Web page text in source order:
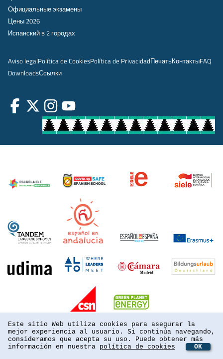
Официальные экзамены
Цены 2026
Испанский в 2 городах
Aviso legalPolítica de CookiesPolítica de PrivacidadПечатьКонтактыFAQ
DownloadsСсылки
Este sitio Web utiliza cookies para asegurar la
mejor experiencia al usuario. Si continúa navegando,
consideramos que acepta su uso. Puede obtener más
información en nuestra política de cookies
OK